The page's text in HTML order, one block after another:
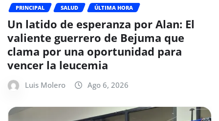
PRINCIPAL SALUD ÚLTIMA HORA
Un latido de esperanza por Alan: El
valiente guerrero de Bejuma que
clama por una oportunidad para
vencer la leucemia
Luis Molero Ago 6, 2026